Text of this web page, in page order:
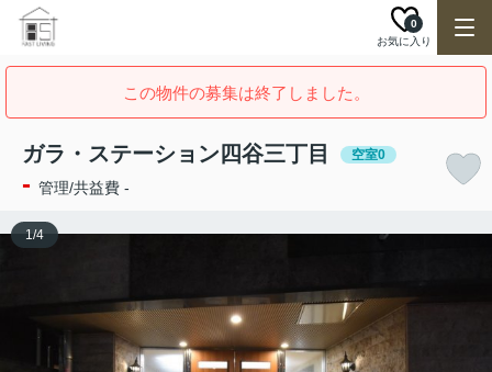
お気に入り
0
この物件の募集は終了しました。
ガラ・ステーション四谷三丁目 空室0
- 管理/共益費 -
1/4